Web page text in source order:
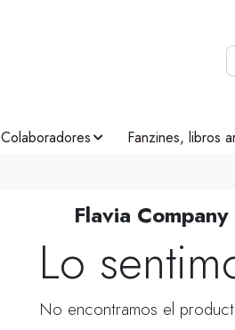
Colaboradores Fanzines, libros
Flavia Company
Lo
No encontramos el